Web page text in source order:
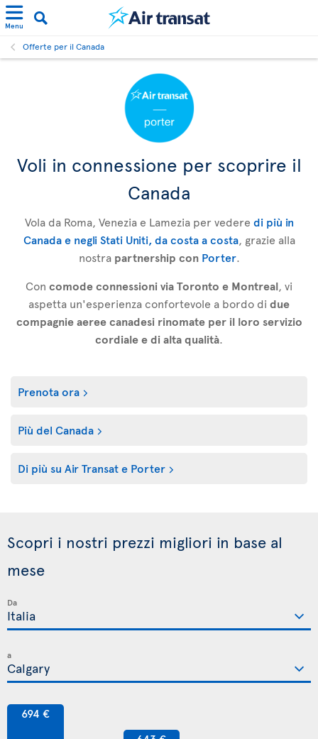
Menu
Offerte per il Canada
Voli in connessione per scoprire il
Canada
Vola da Roma, Venezia e Lamezia per vedere di più in
Canada e negli Stati Uniti, da costa a costa, grazie alla
nostra partnership con Porter.
Con comode connessioni via Toronto e Montreal, vi
aspetta un'esperienza confortevole a bordo di due
compagnie aeree canadesi rinomate per il loro servizio
cordiale e di alta qualità.
Prenota ora
Più del Canada
Di più su Air Transat e Porter
Scopri i nostri prezzi migliori in base al
mese
Da
a
694 €